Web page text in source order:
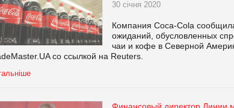
30 січня 2020
Компания Coca-Cola
ожиданий, обусловленных
чаи и кофе в Северной
со ссылкой на Reuters.